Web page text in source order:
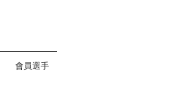
會員選手